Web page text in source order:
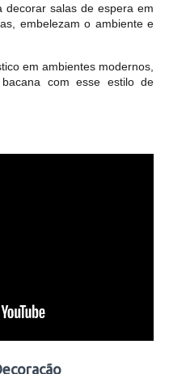
decorar salas de espera em
embelezam o ambiente e
em ambientes modernos,
com esse estilo de